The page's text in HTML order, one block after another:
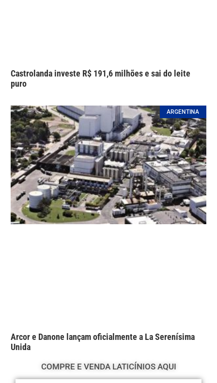
Castrolanda investe R$ 191,6 milhões e sai do leite
puro
ARGENTINA
Arcor e Danone lançam oficialmente a La Serenísima
Unida
COMPRE E VENDA LATICÍNIOS AQUI